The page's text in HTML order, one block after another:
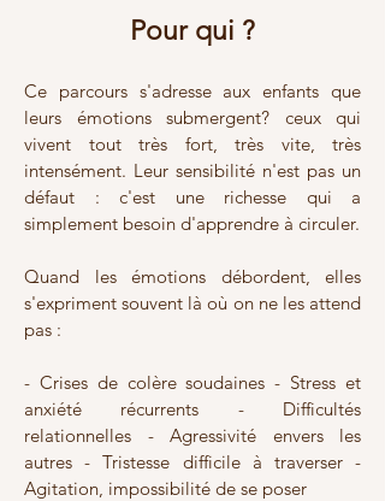
Pour qui ?
Ce parcours s'adresse aux enfants que
leurs émotions submergent? ceux qui
vivent tout très fort, très vite, très
intensément. Leur sensibilité n'est pas un
défaut : c'est une richesse qui a
simplement besoin d'apprendre à circuler.
Quand les émotions débordent, elles
s'expriment souvent là où on ne les attend
pas :
- Crises de colère soudaines - Stress et
anxiété récurrents - Difficultés
relationnelles - Agressivité envers les
autres - Tristesse difficile à traverser -
Agitation, impossibilité de se poser